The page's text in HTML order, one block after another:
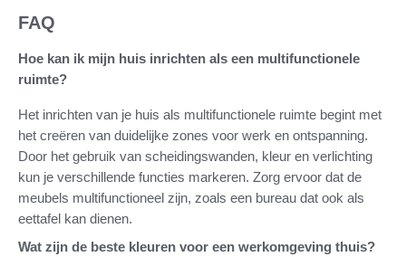
FAQ
Hoe kan ik mijn huis inrichten als een multifunctionele
ruimte?
Het inrichten van je huis als multifunctionele ruimte begint met
het creëren van duidelijke zones voor werk en ontspanning.
Door het gebruik van scheidingswanden, kleur en verlichting
kun je verschillende functies markeren. Zorg ervoor dat de
meubels multifunctioneel zijn, zoals een bureau dat ook als
eettafel kan dienen.
Wat zijn de beste kleuren voor een werkomgeving thuis?